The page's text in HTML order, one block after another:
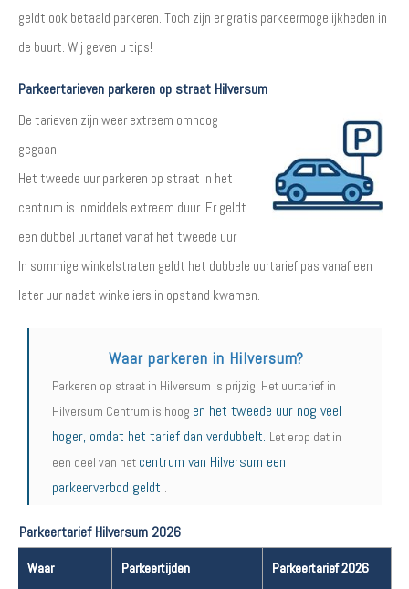
geldt ook betaald parkeren. Toch zijn er gratis parkeermogelijkheden in
de buurt. Wij geven u tips!
Parkeertarieven parkeren op straat Hilversum
De tarieven zijn weer extreem omhoog
gegaan.
Het tweede uur parkeren op straat in het
centrum is inmiddels extreem duur. Er geldt
een dubbel uurtarief vanaf het tweede uur
In sommige winkelstraten geldt het dubbele uurtarief pas vanaf een
later uur nadat winkeliers in opstand kwamen.
Waar parkeren in Hilversum?
Parkeren op straat in Hilversum is prijzig. Het uurtarief in
Hilversum Centrum is hoog en het tweede uur nog veel
hoger, omdat het tarief dan verdubbelt. Let erop dat in
een deel van het centrum van Hilversum een
parkeerverbod geldt
Parkeertarief Hilversum 2026
Waar
Parkeertijden Parkeertarief 2026